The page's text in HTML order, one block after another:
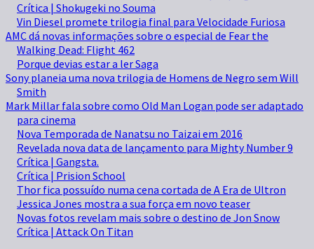
Crítica | Shokugeki no Souma
Vin Diesel promete trilogia final para Velocidade Furiosa
AMC dá novas informações sobre o especial de Fear the
Walking Dead: Flight 462
Porque devias estar a ler Saga
Sony planeia uma nova trilogia de Homens de Negro sem Will
Smith
Mark Millar fala sobre como Old Man Logan pode ser adaptado
para cinema
Nova Temporada de Nanatsu no Taizai em 2016
Revelada nova data de lançamento para Mighty Number 9
Crítica | Gangsta.
Crítica | Prision School
Thor fica possuído numa cena cortada de A Era de Ultron
Jessica Jones mostra a sua força em novo teaser
Novas fotos revelam mais sobre o destino de Jon Snow
Crítica | Attack On Titan